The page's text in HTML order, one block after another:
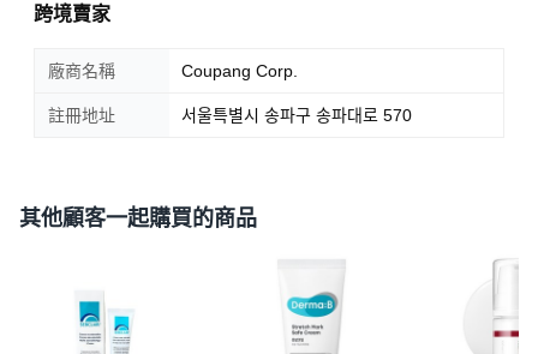
跨境賣家
廠商名稱 Coupang Corp.
註冊地址 서울특별시 송파구 송파대로 570
其他顧客一起購買的商品